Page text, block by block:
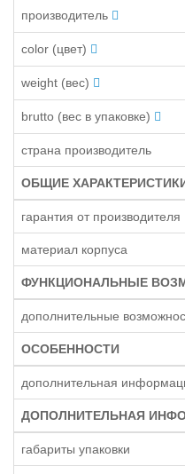
производитель
color (цвет)
weight (вес)
brutto (вес в упаковке)
страна производитель
ОБЩИЕ
гарантия от производителя
материал корпуса
ФУНКЦИОНАЛЬНЫЕ
дополнительные
ОСОБЕННОСТИ
дополнительная
ДОПОЛНИТЕЛЬНАЯ
габариты упаковки